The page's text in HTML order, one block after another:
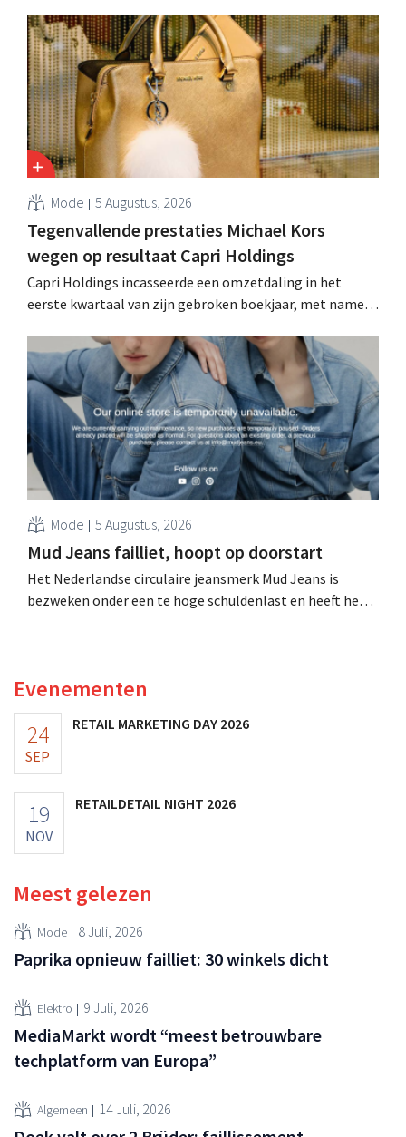
marketinginvesteringen blijken te lonen.
Mode 5 Augustus, 2026
Tegenvallende prestaties Michael Kors
wegen op resultaat Capri Holdings
Capri Holdings incasseerde een omzetdaling in het
eerste kwartaal van zijn gebroken boekjaar, met name
Kors, ondanks sterke resultaten van Jimmy Choo.
Mode 5 Augustus, 2026
Mud Jeans failliet, hoopt op doorstart
Het Nederlandse circulaire jeansmerk Mud Jeans is
bezweken onder een te hoge schuldenlast en heeft het
Evenementen
24
SEP
RETAIL MARKETING DAY 2026
19
NOV
RETAILDETAIL NIGHT 2026
Meest gelezen
Mode 8 Juli, 2026
Paprika opnieuw failliet: 30 winkels dicht
Elektro 9 Juli, 2026
MediaMarkt wordt “meest betrouwbare
techplatform van Europa”
Algemeen 14 Juli, 2026